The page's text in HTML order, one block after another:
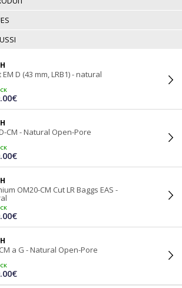
D (43 mm, LRB1) - natural
CM - Natural Open-Pore
OM20-CM Cut LR Baggs EAS -
a G - Natural Open-Pore